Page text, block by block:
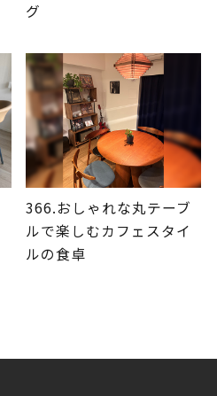
グ
366.おしゃれな丸テーブ
ルで楽しむカフェスタイ
ルの食卓